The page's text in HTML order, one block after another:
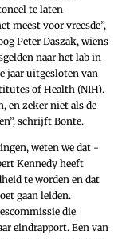
te laten
meest voor vreesde”,
Peter Daszak, wiens
naar het lab in
jaar uitgesloten van
of Health (NIH).
en zeker niet als de
schrijft Bonte.
weten we dat
Kennedy heeft
te worden en dat
gaan leiden.
die
eindrapport. Een van